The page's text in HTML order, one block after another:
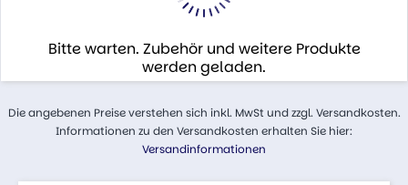
Bitte warten. Zubehör und weitere Produkte
werden geladen.
Die angebenen Preise verstehen sich inkl. MwSt und zzgl. Versandkosten.
Informationen zu den Versandkosten erhalten Sie hier:
Versandinformationen